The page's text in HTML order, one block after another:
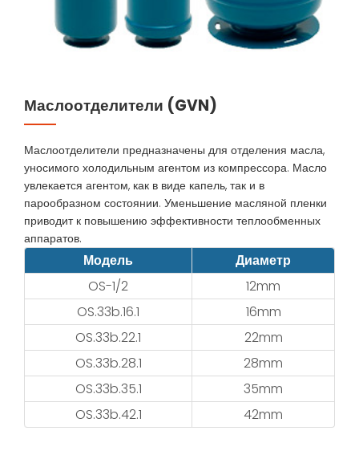
Маслоотделители (GVN)
Маслоотделители предназначены для отделения масла,
уносимого холодильным агентом из компрессора. Масло
увлекается агентом, как в виде капель, так и в
парообразном состоянии. Уменьшение масляной пленки
приводит к повышению эффективности теплообменных
аппаратов.
Модель
Диаметр
OS-1/2
12mm
OS.33b.16.1
16mm
OS.33b.22.1
22mm
OS.33b.28.1
28mm
OS.33b.35.1
35mm
OS.33b.42.1
42mm